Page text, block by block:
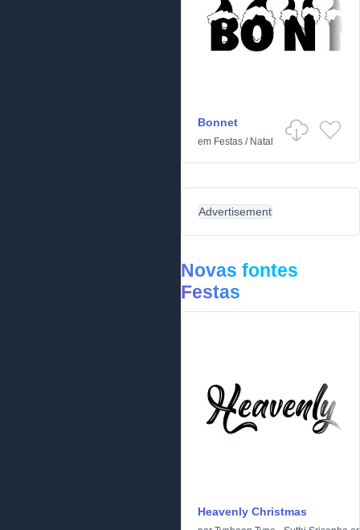
Bonnet
em Festas / Natal
Advertisement
Novas fontes
Festas
Heavenly Christmas